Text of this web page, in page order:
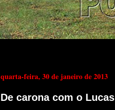
quarta-feira, 30 de janeiro de 2013
De carona com o Lucas